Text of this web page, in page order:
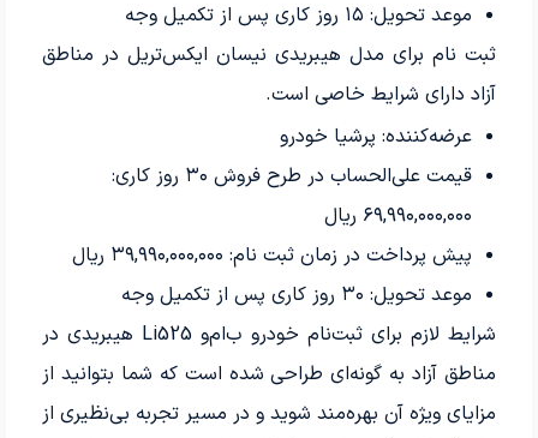
موعد تحویل: ۱۵ روز کاری پس از تکمیل وجه
ثبت نام برای مدل هیبریدی نیسان ایکس‌تریل در مناطق
آزاد دارای شرایط خاصی است.
عرضه‌کننده: پرشیا خودرو
قیمت علی‌الحساب در طرح فروش ۳۰ روز کاری:
۶۹,۹۹۰,۰۰۰,۰۰۰ ریال
پیش پرداخت در زمان ثبت نام: ۳۹,۹۹۰,۰۰۰,۰۰۰ ریال
موعد تحویل: ۳۰ روز کاری پس از تکمیل وجه
شرایط لازم برای ثبت‌نام خودرو ب‌ام‌و Li525 هیبریدی در
مناطق آزاد به گونه‌ای طراحی شده است که شما بتوانید از
مزایای ویژه آن بهره‌مند شوید و در مسیر تجربه‌ بی‌نظیری از